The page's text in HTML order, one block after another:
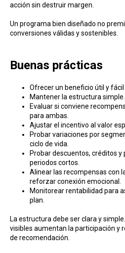
acción sin destruir margen.
Un programa bien diseñado no
conversiones válidas y sostenibles.
Buenas prácticas
Ofrecer un beneficio útil y fácil
Mantener la estructura simple.
Evaluar si conviene
para ambas.
Ajustar el incentivo al valor
Probar variaciones por
ciclo de vida.
Probar descuentos, créditos y
periodos cortos.
Alinear las recompensas con
reforzar conexión emocional.
Monitorear rentabilidad para
plan.
La estructura debe ser clara y
visibles aumentan la participación y
de recomendación.